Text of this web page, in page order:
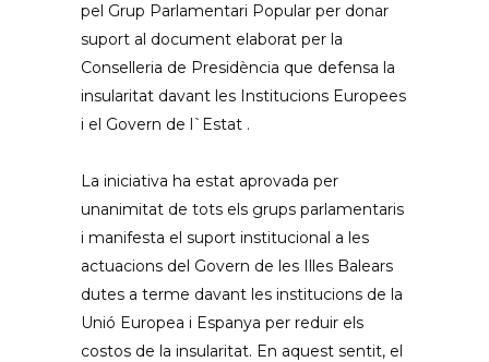
pel Grup Parlamentari Popular per donar
suport al document elaborat per la
Conselleria de Presidència que defensa la
insularitat davant les Institucions Europees
i el Govern de l`Estat .
La iniciativa ha estat aprovada per
unanimitat de tots els grups parlamentaris
i manifesta el suport institucional a les
actuacions del Govern de les Illes Balears
dutes a terme davant les institucions de la
Unió Europea i Espanya per reduir els
costos de la insularitat. En aquest sentit, el